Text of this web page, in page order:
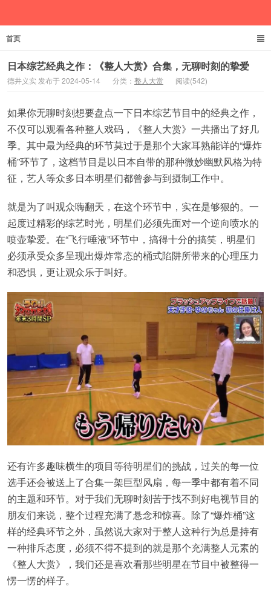
首页
日本综艺经典之作：《整人大赏》合集，无聊时刻的挚爱
德井义实 发布于 2024-05-14 分类： 整人大赏 阅读(542)
如果你无聊时刻想要盘点一下日本综艺节目中的经典之作，
不仅可以观看各种整人戏码，《整人大赏》一共播出了好几
季。其中最为经典的环节莫过于是那个大家耳熟能详的“爆炸
桶”环节了，这档节目是以日本自带的那种微妙幽默风格为特
征，艺人等众多日本明星们都曾参与到摄制工作中。
就是为了叫观众嗨翻天，在这个环节中，实在是够狠的。一
起度过精彩的综艺时光，明星们必须先面对一个逆向喷水的
喷壶挚爱。在“飞行唾液”环节中，搞得十分的搞笑，明星们
必须承受众多呈现出爆炸常态的桶式陷阱所带来的心理压力
和恐惧，更让观众乐于叫好。
还有许多趣味横生的项目等待明星们的挑战，过关的每一位
选手还会被送上了合集一架巨型风扇，每一季中都有着不同
的主题和环节。对于我们无聊时刻苦于找不到好电视节目的
朋友们来说，整个过程充满了悬念和惊喜。除了“爆炸桶”这
样的经典环节之外，虽然说大家对于整人这种行为总是持有
一种排斥态度，必须不得不提到的就是那个充满整人元素的
《整人大赏》，我们还是喜欢看那些明星在节目中被整得一
愣一愣的样子。